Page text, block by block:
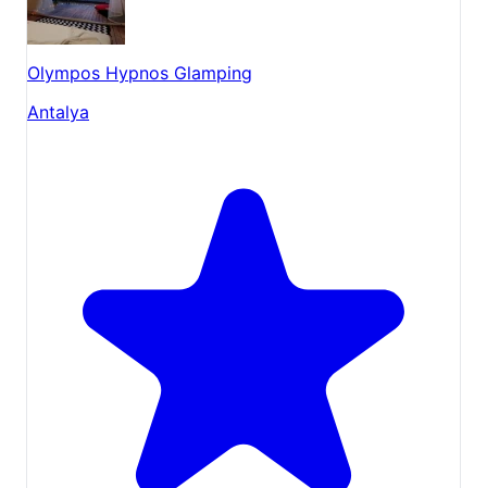
yerden çıkan doğal gazın sürekli yanmasıyla
oluşan büyüleyici bir doğa olayıdır. Özellikle
akşam saatlerinde yapılan ziyaretler
Doğa Yürüyüşleri:
, her mevsimde farklı bir güzellik
sunsa da, özellikle bahar ve yaz aylarında doğanın
tüm canlılığıyla misafirlerini ağırlamaktadır. İster aktif
bir tatil arayın ister sadece huzurlu bir dinlence,
doğa kampı
deneyiminiz burada size özel
anılarla dolacaktır. Daha fazla bilgi ve
rezervasyon
için sayfamızdaki müsaitlik ve
fiyat takvimini inceleyebilirsiniz.
Olympos Hypnos Glamping
Antalya